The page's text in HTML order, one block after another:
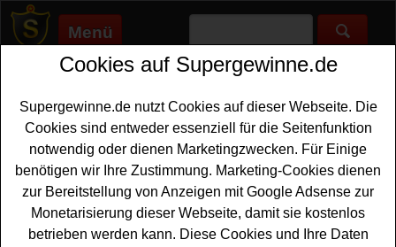
Menü
Supergewinne.de>Gewinnspiele>Reise Gewinnspiele>
Anzeige:
Anzeige:
Holidayland Gewinnspiel -
Reisegutschein gewinnen
Cookies auf Supergewinne.de
Supergewinne.de nutzt Cookies auf dieser Webseite. Die
Cookies sind entweder essenziell für die Seitenfunktion
notwendig oder dienen Marketingzwecken. Für Einige
benötigen wir Ihre Zustimmung. Marketing-Cookies dienen
zur Bereitstellung von Anzeigen mit Google Adsense zur
Monetarisierung dieser Webseite, damit sie kostenlos
betrieben werden kann. Diese Cookies und Ihre Daten